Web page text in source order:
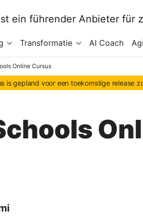
Transformatie AI Coach
Online Cursus
is gepland voor een toekomstige release